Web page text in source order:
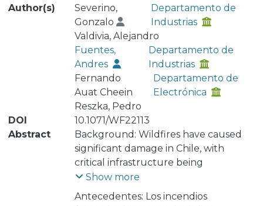
Author(s)
Severino,
Gonzalo
Departamento de
Industrias
Valdivia, Alejandro
Fuentes,
Andres
Departamento de
Industrias
Fernando
Auat Cheein
Departamento de
Electrónica
Reszka, Pedro
DOI
10.1071/WF22113
Abstract
Background: Wildfires have caused
significant damage in Chile, with
critical infrastructure being
vulnerable to extreme wildfires. Aim
This work describes a methodology
Show more
Antecedentes: Los incendios